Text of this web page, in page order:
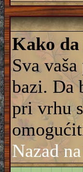
Kako da
Sva
bazi. Da
pri vrhu
Nazad